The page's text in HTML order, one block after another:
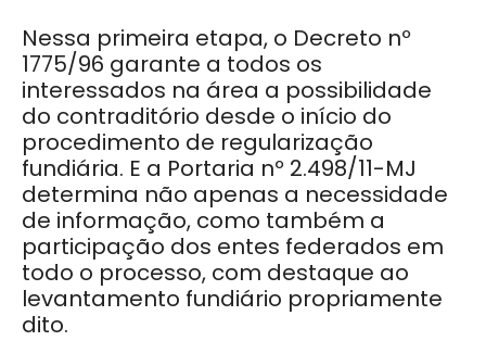
Nessa primeira etapa, o Decreto nº
1775/96 garante a todos os
interessados na área a possibilidade
do contraditório desde o início do
procedimento de regularização
fundiária. E a Portaria nº 2.498/11-MJ
determina não apenas a necessidade
de informação, como também a
participação dos entes federados em
todo o processo, com destaque ao
levantamento fundiário propriamente
dito.